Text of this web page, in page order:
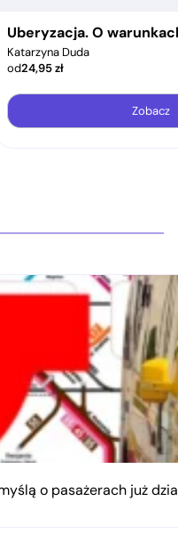
Uberyzacja. O
Katarzyna Duda
od24,95zł
Zobacz
o pasażerach już